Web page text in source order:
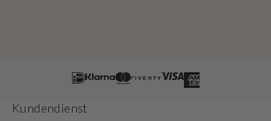
Kundendienst